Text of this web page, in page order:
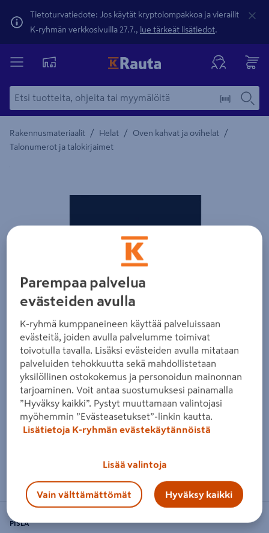
Tietoturvatiedote: Jos käytät kryptolompakkoa ja vierailit
K-ryhmän verkkosivuilla 27.7., lue tärkeät lisätiedot.
Rakennusmateriaalit / Helat / Oven kahvat ja ovihelat /
Talonumerot ja talokirjaimet
Yksityiskohtainen kuvaus löytyy Tuotteen kuvaus -
Zoomaa kuvaa sormilla kosketusnäytöllä
PISLA
Parempaa palvelua
evästeiden avulla
K-ryhmä kumppaneineen käyttää palveluissaan
evästeitä, joiden avulla palvelumme toimivat
toivotulla tavalla. Lisäksi evästeiden avulla mitataan
palveluiden tehokkuutta sekä mahdollistetaan
yksilöllinen ostokokemus ja personoidun mainonnan
tarjoaminen. Voit antaa suostumuksesi painamalla
”Hyväksy kaikki”. Pystyt muuttamaan valintojasi
myöhemmin ”Evästeasetukset”-linkin kautta.
Lisätietoja K-ryhmän evästekäytännöistä
Lisää valintoja
Vain välttämättömät Hyväksy kaikki